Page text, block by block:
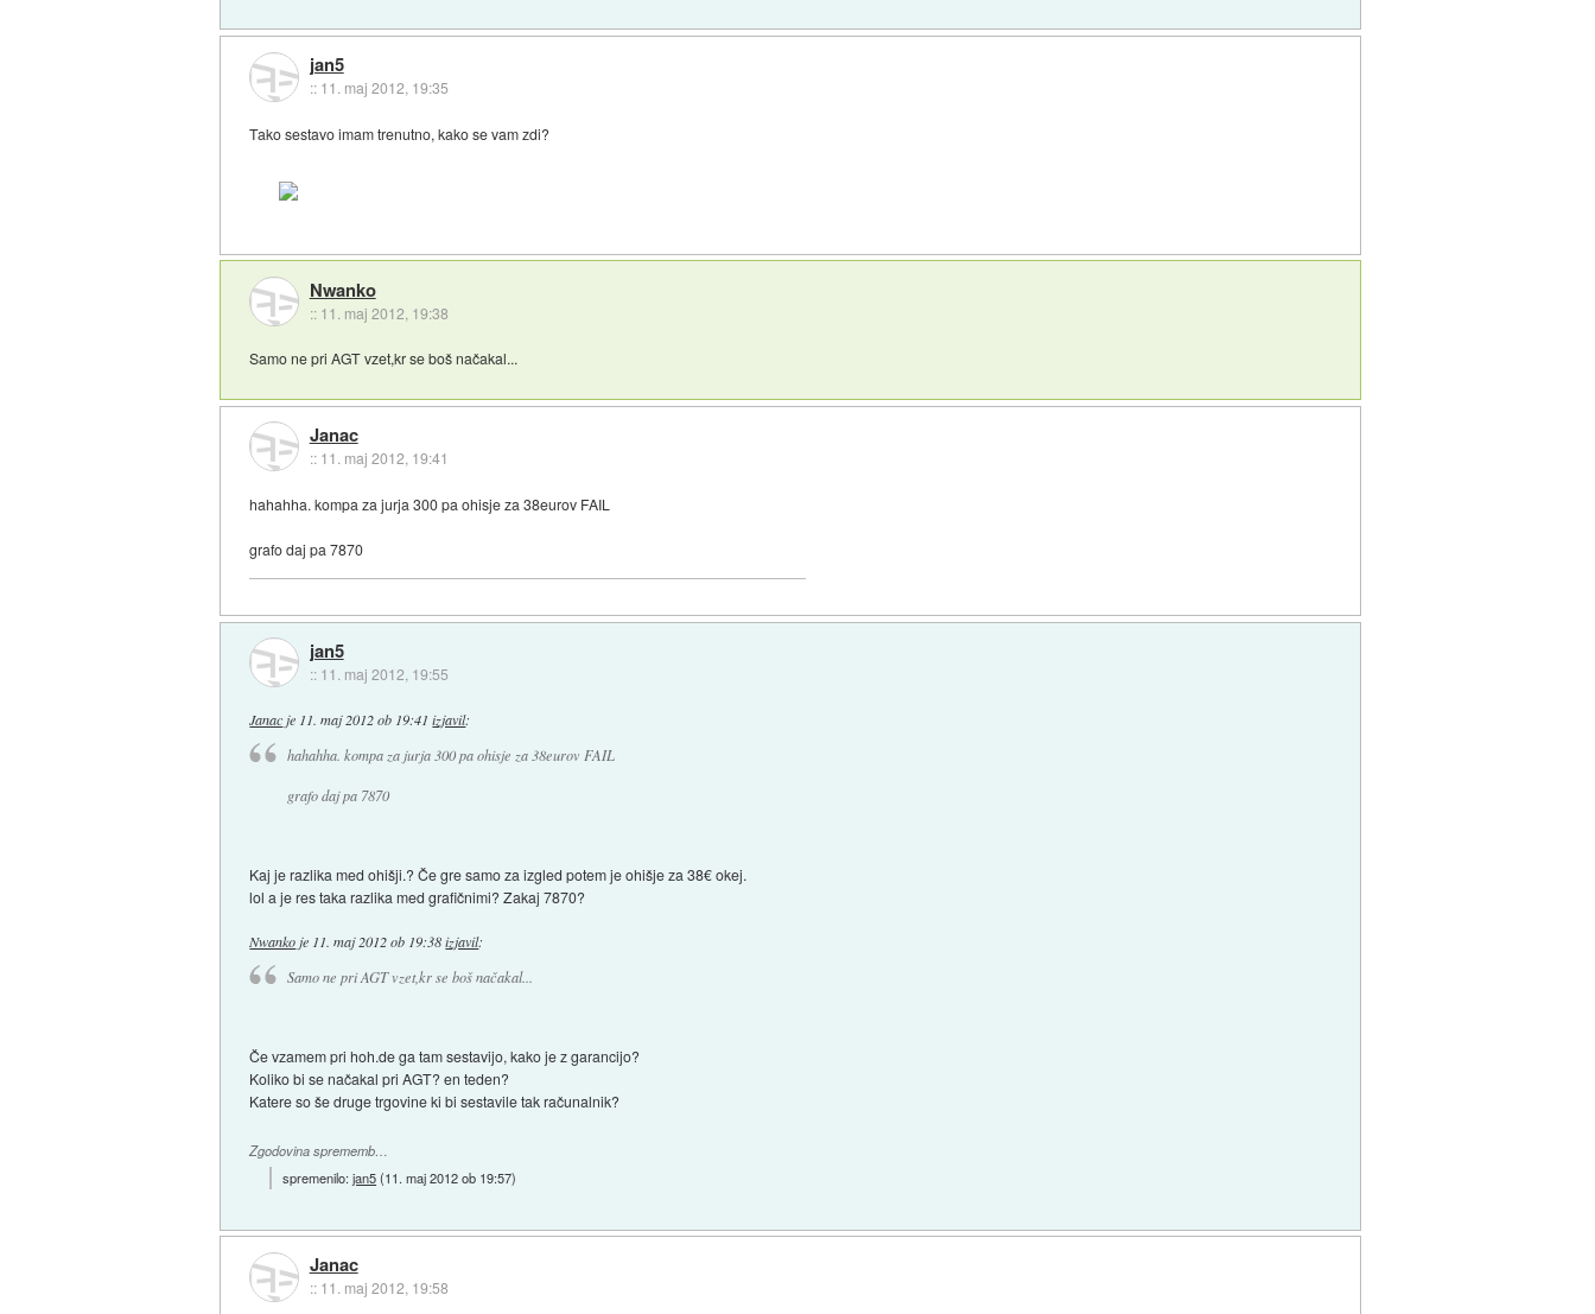
jan5
:: 11. maj 2012, 19:35
Tako sestavo imam trenutno, kako se vam zdi?
Nwanko
:: 11. maj 2012, 19:38
Samo ne pri AGT vzet,kr se boš načakal...
Janac
:: 11. maj 2012, 19:41
hahahha. kompa za jurja 300 pa ohisje za 38eurov FAIL
grafo daj pa 7870
jan5
:: 11. maj 2012, 19:55
Janac je 11. maj 2012 ob 19:41 izjavil:
hahahha. kompa za jurja 300 pa ohisje za 38eurov FAIL
grafo daj pa 7870
Kaj je razlika med ohišji.? Če gre samo za izgled potem je ohišje za 38€ okej.
lol a je res taka razlika med grafičnimi? Zakaj 7870?
Nwanko je 11. maj 2012 ob 19:38 izjavil:
Samo ne pri AGT vzet,kr se boš načakal...
Če vzamem pri hoh.de ga tam sestavijo, kako je z garancijo?
Koliko bi se načakal pri AGT? en teden?
Katere so še druge trgovine ki bi sestavile tak računalnik?
Zgodovina sprememb…
spremenilo:jan5(11. maj 2012 ob 19:57)
Janac
:: 11. maj 2012, 19:58